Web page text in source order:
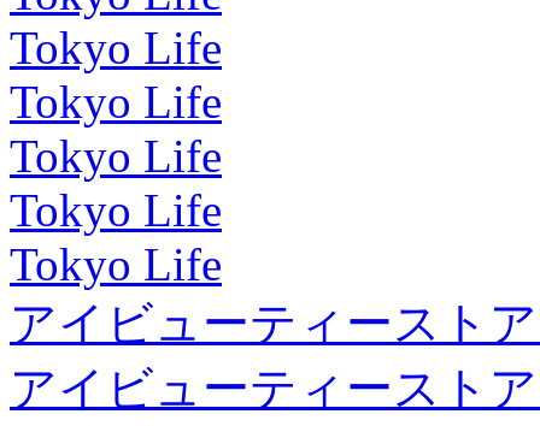
Tokyo Life
Tokyo Life
Tokyo Life
Tokyo Life
Tokyo Life
アイビューティースト
アイビューティースト